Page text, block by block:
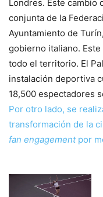
Londres. Este cambio
conjunta de la
Ayuntamiento de
gobierno italiano.
todo el territorio. El
instalación deportiva
18,500 espectadores
Por otro lado, se
transformación de la
fan engagementpor